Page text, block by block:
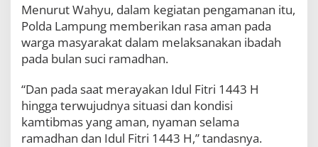
L
i
t
S
e
k
t
o
Menurut Wahyu, dalam kegiatan pengamanan itu,
Polda Lampung memberikan rasa aman pada
warga masyarakat dalam melaksanakan ibadah
pada bulan suci ramadhan.
“Dan pada saat merayakan Idul Fitri 1443 H
hingga terwujudnya situasi dan kondisi
kamtibmas yang aman, nyaman selama
ramadhan dan Idul Fitri 1443 H,” tandasnya.